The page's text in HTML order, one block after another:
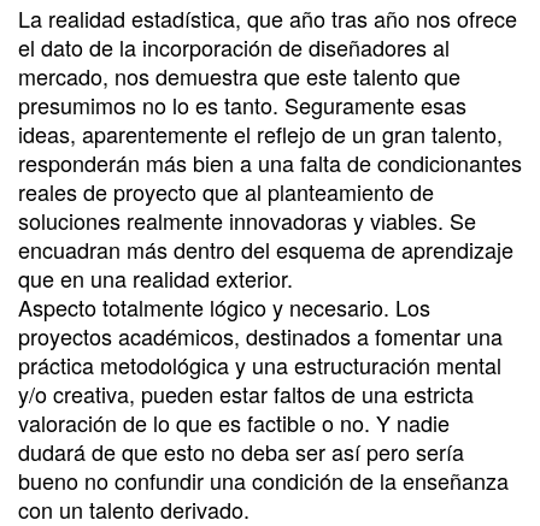
La realidad estadística, que año tras año nos ofrece
el dato de la incorporación de diseñadores al
mercado, nos demuestra que este talento que
presumimos no lo es tanto. Seguramente esas
ideas, aparentemente el reflejo de un gran talento,
responderán más bien a una falta de condicionantes
reales de proyecto que al planteamiento de
soluciones realmente innovadoras y viables. Se
encuadran más dentro del esquema de aprendizaje
que en una realidad exterior.
Aspecto totalmente lógico y necesario. Los
proyectos académicos, destinados a fomentar una
práctica metodológica y una estructuración mental
y/o creativa, pueden estar faltos de una estricta
valoración de lo que es factible o no. Y nadie
dudará de que esto no deba ser así pero sería
bueno no confundir una condición de la enseñanza
con un talento derivado.